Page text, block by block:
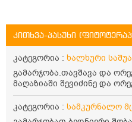
კითხვა-პასუხი
კატეგორია : ხალხური
გამარჯობა.თავშავა და
მაღაზიაში შევიძინე და
დალევის წესი
წავიკითხე რომ: 1 ჭიქა
კოვზი დაქუცმაცებული და
კატეგორია : სამკურნალო